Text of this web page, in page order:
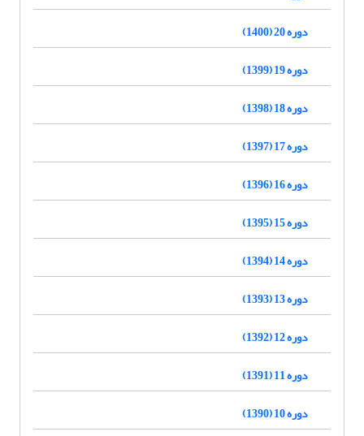
دوره 20 (1400)
دوره 19 (1399)
دوره 18 (1398)
دوره 17 (1397)
دوره 16 (1396)
دوره 15 (1395)
دوره 14 (1394)
دوره 13 (1393)
دوره 12 (1392)
دوره 11 (1391)
دوره 10 (1390)